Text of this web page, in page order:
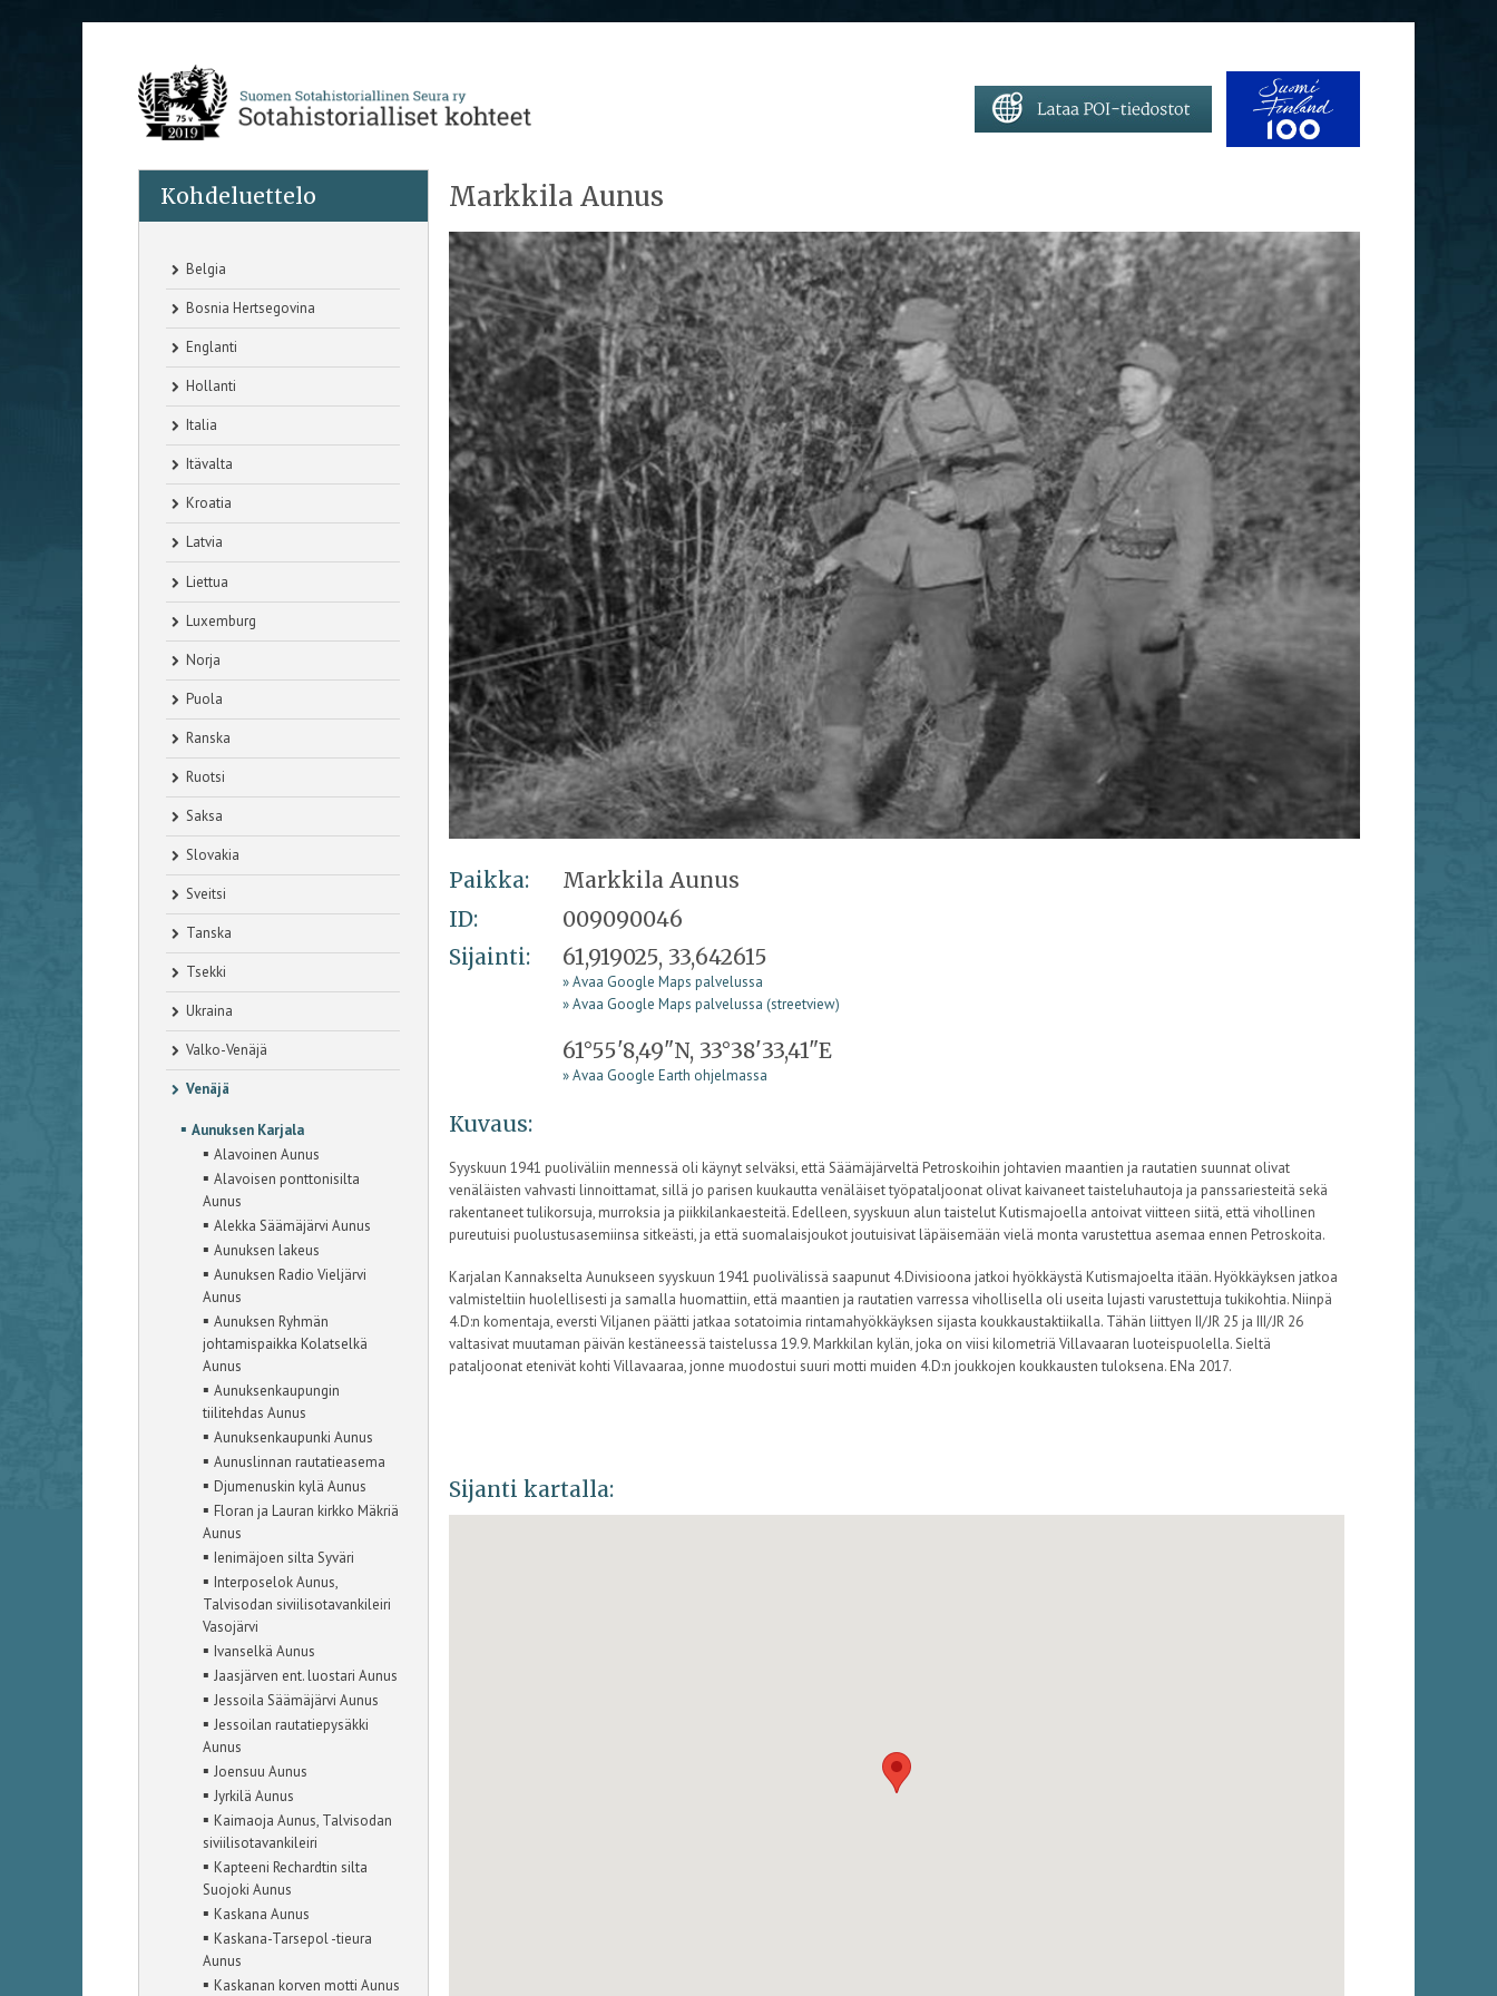
Kohdeluettelo
Belgia
Bosnia Hertsegovina
Englanti
Hollanti
Italia
Itävalta
Kroatia
Latvia
Liettua
Luxemburg
Norja
Puola
Ranska
Ruotsi
Saksa
Slovakia
Sveitsi
Tanska
Tsekki
Ukraina
Valko-Venäjä
Venäjä
▪Aunuksen Karjala
▪ Alavoinen Aunus
▪ Alavoisen ponttonisilta
Aunus
▪ Alekka Säämäjärvi Aunus
▪ Aunuksen lakeus
▪ Aunuksen Radio Vieljärvi
Aunus
▪ Aunuksen Ryhmän
johtamispaikka Kolatselkä
Aunus
▪ Aunuksenkaupungin
tiilitehdas Aunus
▪ Aunuksenkaupunki Aunus
▪ Aunuslinnan rautatieasema
▪ Djumenuskin kylä Aunus
▪ Floran ja Lauran kirkko Mäkriä
Aunus
▪ Ienimäjoen silta Syväri
▪ Interposelok Aunus,
Talvisodan siviilisotavankileiri
Vasojärvi
▪ Ivanselkä Aunus
▪ Jaasjärven ent. luostari Aunus
▪ Jessoila Säämäjärvi Aunus
▪ Jessoilan rautatiepysäkki
Aunus
▪ Joensuu Aunus
▪ Jyrkilä Aunus
▪ Kaimaoja Aunus, Talvisodan
siviilisotavankileiri
▪ Kapteeni Rechardtin silta
Suojoki Aunus
▪ Kaskana Aunus
▪ Kaskana-Tarsepol -tieura
Aunus
▪ Kaskanan korven motti Aunus
Markkila Aunus
Paikka:
Markkila Aunus
ID:
009090046
Sijainti:
61,919025, 33,642615
» Avaa Google Maps palvelussa
» Avaa Google Maps palvelussa (streetview)
61°55'8,49"N, 33°38'33,41"E
» Avaa Google Earth ohjelmassa
Kuvaus:
Syyskuun 1941 puoliväliin mennessä oli käynyt selväksi, että Säämäjärveltä Petroskoihin johtavien maantien ja rautatien suunnat olivat
venäläisten vahvasti linnoittamat, sillä jo parisen kuukautta venäläiset työpataljoonat olivat kaivaneet taisteluhautoja ja panssariesteitä sekä
rakentaneet tulikorsuja, murroksia ja piikkilankaesteitä. Edelleen, syyskuun alun taistelut Kutismajoella antoivat viitteen siitä, että vihollinen
pureutuisi puolustusasemiinsa sitkeästi, ja että suomalaisjoukot joutuisivat läpäisemään vielä monta varustettua asemaa ennen Petroskoita.
Karjalan Kannakselta Aunukseen syyskuun 1941 puolivälissä saapunut 4.Divisioona jatkoi hyökkäystä Kutismajoelta itään. Hyökkäyksen jatkoa
valmisteltiin huolellisesti ja samalla huomattiin, että maantien ja rautatien varressa vihollisella oli useita lujasti varustettuja tukikohtia. Niinpä
4.D:n komentaja, eversti Viljanen päätti jatkaa sotatoimia rintamahyökkäyksen sijasta koukkaustaktiikalla. Tähän liittyen II/JR 25 ja III/JR 26
valtasivat muutaman päivän kestäneessä taistelussa 19.9. Markkilan kylän, joka on viisi kilometriä Villavaaran luoteispuolella. Sieltä
pataljoonat etenivät kohti Villavaaraa, jonne muodostui suuri motti muiden 4.D:n joukkojen koukkausten tuloksena. ENa 2017.
Sijanti kartalla: